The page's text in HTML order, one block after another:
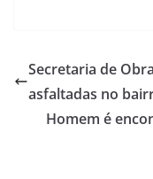
e
b
o
er s
A
p
Secretaria de
asfaltadas no
Homem é